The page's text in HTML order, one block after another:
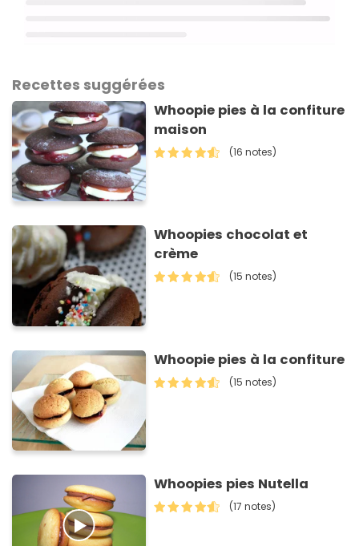
Recettes suggérées
Whoopie pies à la confiture
maison
(16 notes)
Whoopies chocolat et
crème
(15 notes)
Whoopie pies à la confiture
(15 notes)
Whoopies pies Nutella
(17 notes)